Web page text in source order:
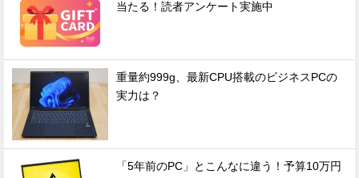
当たる！読者アンケート実施中
重量約999g、最新CPU搭載のビジネスPCの
実力は？
「5年前のPC」とこんなに違う！予算10万円